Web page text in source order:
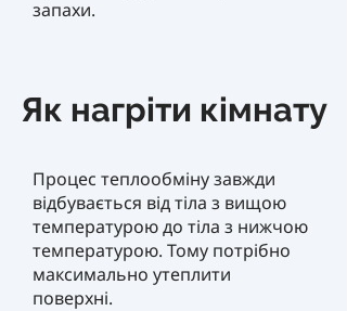
запахи.
Як нагріти кімнату
Процес теплообміну завжди
відбувається від тіла з вищою
температурою до тіла з нижчою
температурою. Тому потрібно
максимально утеплити
поверхні.